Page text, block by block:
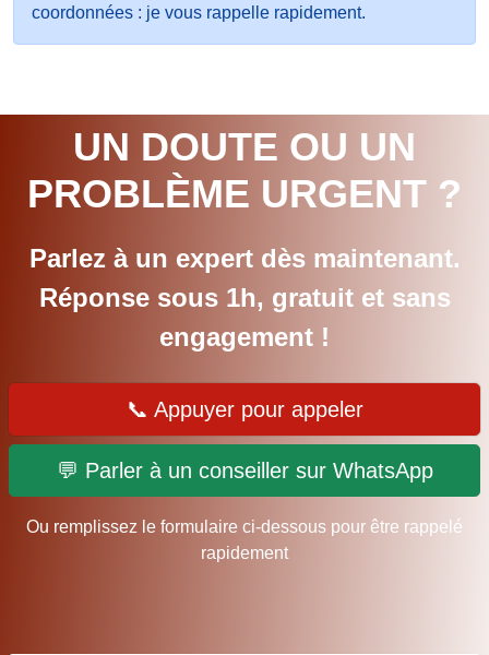
coordonnées : je vous rappelle rapidement.
UN DOUTE OU UN
PROBLÈME URGENT ?
Parlez à un expert dès maintenant.
Réponse sous 1h, gratuit et sans
engagement !
📞 Appuyer pour appeler
💬 Parler à un conseiller sur WhatsApp
Ou remplissez le formulaire ci-dessous pour être rappelé
rapidement